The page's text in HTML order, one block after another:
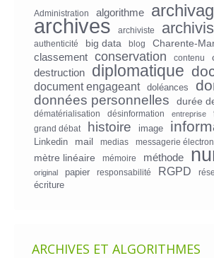
Administration algorithme
archives archiviste
authenticité big data blog
Charente-
classement
conservation contenu
destruction
diplomatique
document engageant doléances
données personnelles durée
dématérialisation désinformation entreprise
grand débat histoire image
Linkedin mail medias messagerie
mètre linéaire mémoire méthode
original papier responsabilité RGPD
écriture
ARCHIVES ET ALGORITHMES